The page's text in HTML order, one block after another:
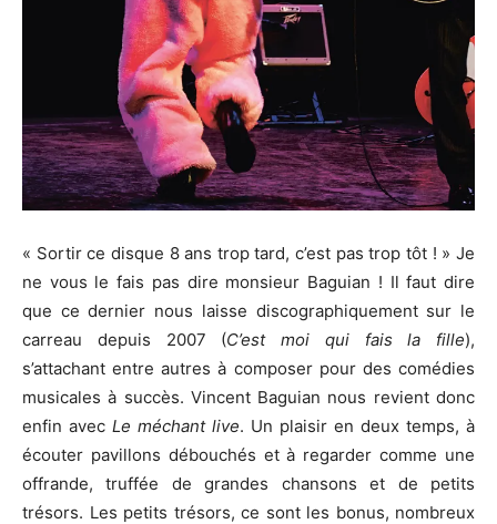
« Sortir ce disque 8 ans trop tard, c’est pas trop tôt ! » Je
ne vous le fais pas dire monsieur Baguian ! Il faut dire
que ce dernier nous laisse discographiquement sur le
carreau depuis 2007 (C’est moi qui fais la fille),
s’attachant entre autres à composer pour des comédies
musicales à succès. Vincent Baguian nous revient donc
enfin avec Le méchant live. Un plaisir en deux temps, à
écouter pavillons débouchés et à regarder comme une
offrande, truffée de grandes chansons et de petits
trésors. Les petits trésors, ce sont les bonus, nombreux